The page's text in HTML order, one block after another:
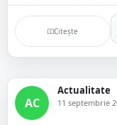
Citește
AC
Actualitate
11 septembrie